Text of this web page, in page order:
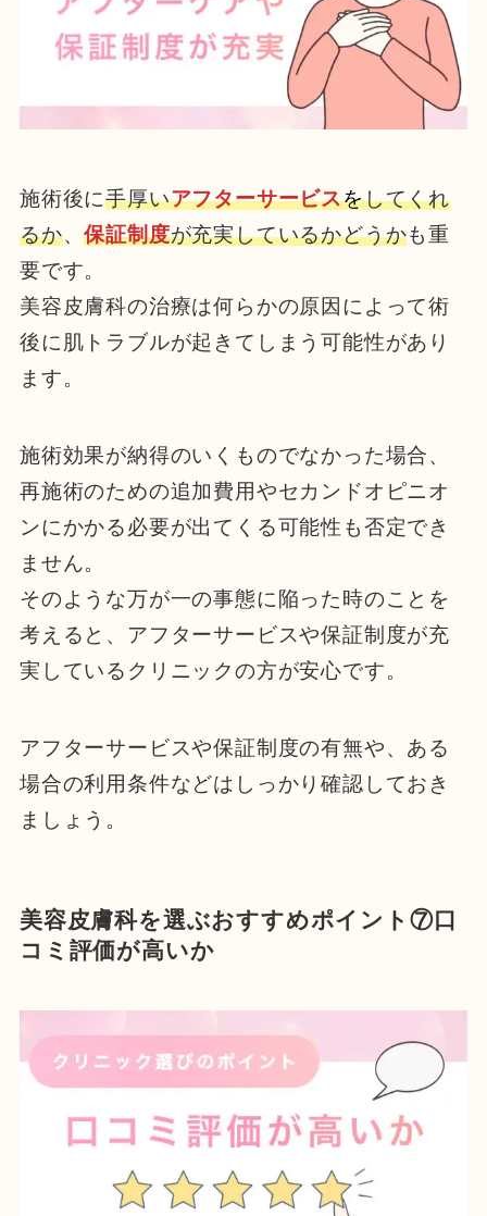
施術後に手厚いアフターサービスをしてくれ
るか、保証制度が充実しているかどうかも重
要です。
美容皮膚科の治療は何らかの原因によって術
後に肌トラブルが起きてしまう可能性があり
ます。
施術効果が納得のいくものでなかった場合、
再施術のための追加費用やセカンドオピニオ
ンにかかる必要が出てくる可能性も否定でき
ません。
そのような万が一の事態に陥った時のことを
考えると、アフターサービスや保証制度が充
実しているクリニックの方が安心です。
アフターサービスや保証制度の有無や、ある
場合の利用条件などはしっかり確認しておき
ましょう。
美容皮膚科を選ぶおすすめポイント⑦口
コミ評価が高いか